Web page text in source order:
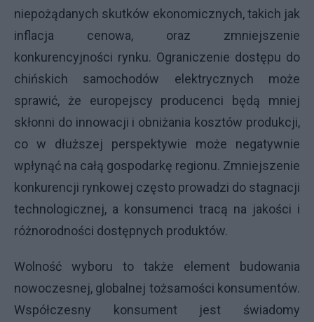
niepożądanych skutków ekonomicznych, takich jak
inflacja cenowa, oraz zmniejszenie
konkurencyjności rynku. Ograniczenie dostępu do
chińskich samochodów elektrycznych może
sprawić, że europejscy producenci będą mniej
skłonni do innowacji i obniżania kosztów produkcji,
co w dłuższej perspektywie może negatywnie
wpłynąć na całą gospodarkę regionu. Zmniejszenie
konkurencji rynkowej często prowadzi do stagnacji
technologicznej, a konsumenci tracą na jakości i
różnorodności dostępnych produktów.
Wolność wyboru to także element budowania
nowoczesnej, globalnej tożsamości konsumentów.
Współczesny konsument jest świadomy